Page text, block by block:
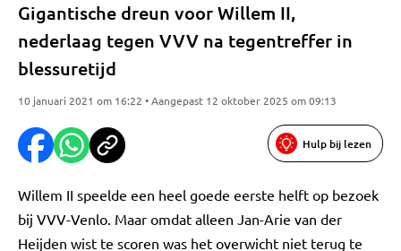
Gigantische dreun voor Willem II,
nederlaag tegen VVV na tegentreffer in
blessuretijd
10 januari 2021 om 16:22 • Aangepast 12 oktober 2025 om 09:13
Hulp bij lezen
Willem II speelde een heel goede eerste helft op bezoek
bij VVV-Venlo. Maar omdat alleen Jan-Arie van der
Heijden wist te scoren was het overwicht niet terug te